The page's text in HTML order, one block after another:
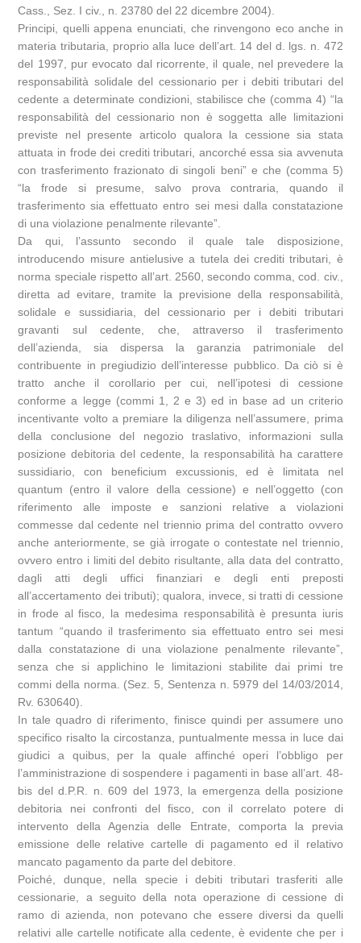
Cass., Sez. I civ., n. 23780 del 22 dicembre 2004).
Principi, quelli appena enunciati, che rinvengono eco anche in
materia tributaria, proprio alla luce dell’art. 14 del d. lgs. n. 472
del 1997, pur evocato dal ricorrente, il quale, nel prevedere la
responsabilità solidale del cessionario per i debiti tributari del
cedente a determinate condizioni, stabilisce che (comma 4) “la
responsabilità del cessionario non è soggetta alle limitazioni
previste nel presente articolo qualora la cessione sia stata
attuata in frode dei crediti tributari, ancorché essa sia avvenuta
con trasferimento frazionato di singoli beni” e che (comma 5)
“la frode si presume, salvo prova contraria, quando il
trasferimento sia effettuato entro sei mesi dalla constatazione
di una violazione penalmente rilevante”.
Da qui, l’assunto secondo il quale tale disposizione,
introducendo misure antielusive a tutela dei crediti tributari, è
norma speciale rispetto all’art. 2560, secondo comma, cod. civ.,
diretta ad evitare, tramite la previsione della responsabilità,
solidale e sussidiaria, del cessionario per i debiti tributari
gravanti sul cedente, che, attraverso il trasferimento
dell’azienda, sia dispersa la garanzia patrimoniale del
contribuente in pregiudizio dell’interesse pubblico. Da ciò si è
tratto anche il corollario per cui, nell’ipotesi di cessione
conforme a legge (commi 1, 2 e 3) ed in base ad un criterio
incentivante volto a premiare la diligenza nell’assumere, prima
della conclusione del negozio traslativo, informazioni sulla
posizione debitoria del cedente, la responsabilità ha carattere
sussidiario, con beneficium excussionis, ed è limitata nel
quantum (entro il valore della cessione) e nell’oggetto (con
riferimento alle imposte e sanzioni relative a violazioni
commesse dal cedente nel triennio prima del contratto ovvero
anche anteriormente, se già irrogate o contestate nel triennio,
ovvero entro i limiti del debito risultante, alla data del contratto,
dagli atti degli uffici finanziari e degli enti preposti
all’accertamento dei tributi); qualora, invece, si tratti di cessione
in frode al fisco, la medesima responsabilità è presunta iuris
tantum “quando il trasferimento sia effettuato entro sei mesi
dalla constatazione di una violazione penalmente rilevante”,
senza che si applichino le limitazioni stabilite dai primi tre
commi della norma. (Sez. 5, Sentenza n. 5979 del 14/03/2014,
Rv. 630640).
In tale quadro di riferimento, finisce quindi per assumere uno
specifico risalto la circostanza, puntualmente messa in luce dai
giudici a quibus, per la quale affinché operi l’obbligo per
l’amministrazione di sospendere i pagamenti in base all’art. 48-
bis del d.P.R. n. 609 del 1973, la emergenza della posizione
debitoria nei confronti del fisco, con il correlato potere di
intervento della Agenzia delle Entrate, comporta la previa
emissione delle relative cartelle di pagamento ed il relativo
mancato pagamento da parte del debitore.
Poiché, dunque, nella specie i debiti tributari trasferiti alle
cessionarie, a seguito della nota operazione di cessione di
ramo di azienda, non potevano che essere diversi da quelli
relativi alle cartelle notificate alla cedente, è evidente che per i